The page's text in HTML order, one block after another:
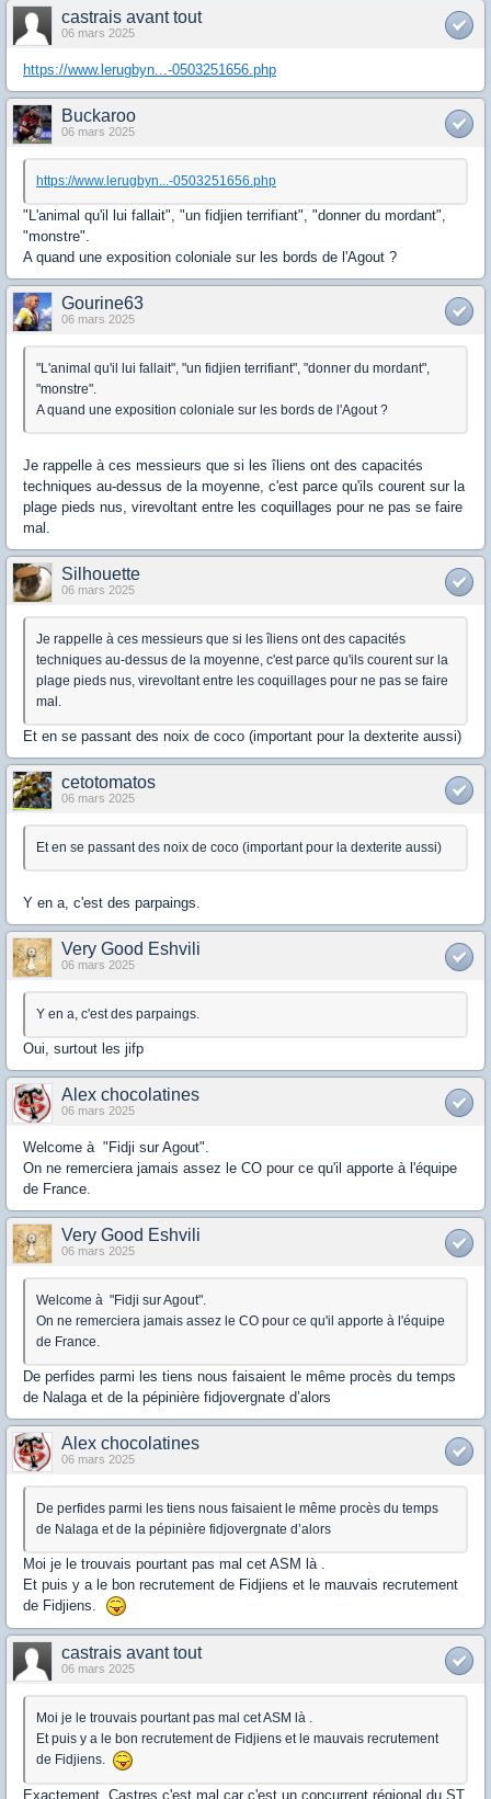
castrais avant tout
06 mars 2025
https://www.lerugbyn...-0503251656.php
Buckaroo
06 mars 2025
https://www.lerugbyn...-0503251656.php
"L'animal qu'il lui fallait", "un fidjien terrifiant", "donner du mordant",
"monstre".
A quand une exposition coloniale sur les bords de l'Agout ?
Gourine63
06 mars 2025
"L'animal qu'il lui fallait", "un fidjien terrifiant", "donner du mordant",
"monstre".
A quand une exposition coloniale sur les bords de l'Agout ?
Je rappelle à ces messieurs que si les îliens ont des capacités
techniques au-dessus de la moyenne, c'est parce qu'ils courent sur la
plage pieds nus, virevoltant entre les coquillages pour ne pas se faire
mal.
Silhouette
06 mars 2025
Je rappelle à ces messieurs que si les îliens ont des capacités
techniques au-dessus de la moyenne, c'est parce qu'ils courent sur la
plage pieds nus, virevoltant entre les coquillages pour ne pas se faire
mal.
Et en se passant des noix de coco (important pour la dexterite aussi)
cetotomatos
06 mars 2025
Et en se passant des noix de coco (important pour la dexterite aussi)
Y en a, c'est des parpaings.
Very Good Eshvili
06 mars 2025
Y en a, c'est des parpaings.
Oui, surtout les jifp
Alex chocolatines
06 mars 2025
Welcome à "Fidji sur Agout".
On ne remerciera jamais assez le CO pour ce qu'il apporte à l'équipe
de France.
Very Good Eshvili
06 mars 2025
Welcome à "Fidji sur Agout".
On ne remerciera jamais assez le CO pour ce qu'il apporte à l'équipe
de France.
De perfides parmi les tiens nous faisaient le même procès du temps
de Nalaga et de la pépinière fidjovergnate d’alors
Alex chocolatines
06 mars 2025
De perfides parmi les tiens nous faisaient le même procès du temps
de Nalaga et de la pépinière fidjovergnate d’alors
Moi je le trouvais pourtant pas mal cet ASM là .
Et puis y a le bon recrutement de Fidjiens et le mauvais recrutement
de Fidjiens.
castrais avant tout
06 mars 2025
Moi je le trouvais pourtant pas mal cet ASM là .
Et puis y a le bon recrutement de Fidjiens et le mauvais recrutement
de Fidjiens.
Exactement, Castres c'est mal car c'est un concurrent régional du ST,